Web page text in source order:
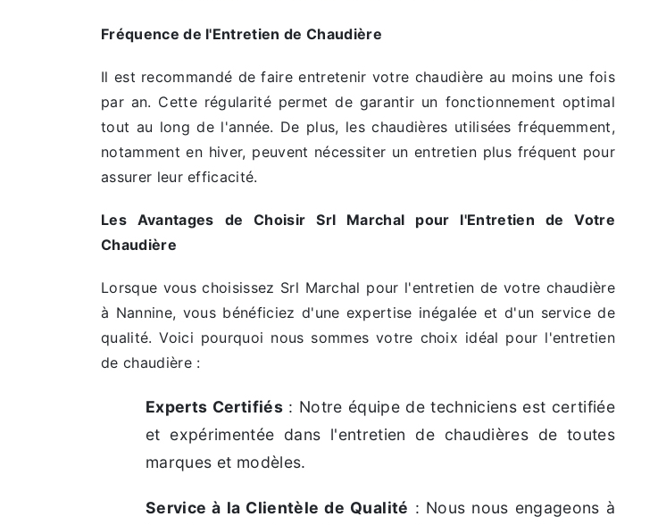
Fréquence de l'Entretien de Chaudière
Il est recommandé de faire entretenir votre chaudière au moins une fois
par an. Cette régularité permet de garantir un fonctionnement optimal
tout au long de l'année. De plus, les chaudières utilisées fréquemment,
notamment en hiver, peuvent nécessiter un entretien plus fréquent pour
assurer leur efficacité.
Les Avantages de Choisir Srl Marchal pour l'Entretien de Votre
Chaudière
Lorsque vous choisissez Srl Marchal pour l'entretien de votre chaudière
à Nannine, vous bénéficiez d'une expertise inégalée et d'un service de
qualité. Voici pourquoi nous sommes votre choix idéal pour l'entretien
de chaudière :
Experts Certifiés: Notre équipe de techniciens est certifiée
et expérimentée dans l'entretien de chaudières de toutes
marques et modèles.
Service à la Clientèle de Qualité : Nous nous engageons à